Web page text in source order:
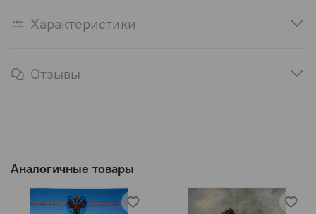
Характеристики
Отзывы
Аналогичные товары